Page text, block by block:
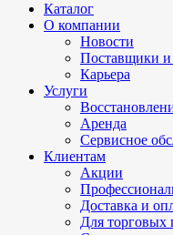
Каталог
О компании
Новости
Поставщики и
Карьера
Услуги
Аренда
Сервисное
Клиентам
Акции
Доставка и
Для торговых